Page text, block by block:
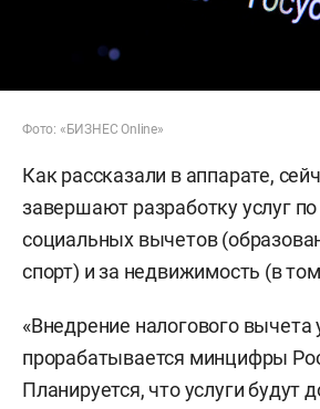
Фото: «БИЗНЕС Online»
Как рассказали в аппарате,
завершают разработку услуг
социальных вычетов
спорт) и за недвижимость (в
«Внедрение налогового вычета
прорабатывается минцифры
Планируется, что услуги будут